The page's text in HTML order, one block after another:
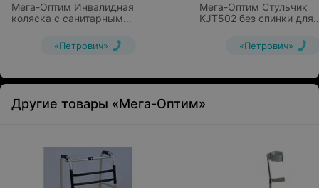
Мега-Оптим Инвалидная
коляска с санитарным
«Петрович»
Мега-Оптим Стульчик
KJT502 без спинки для
«Петрович»
Другие товары «Мега-Оптим»